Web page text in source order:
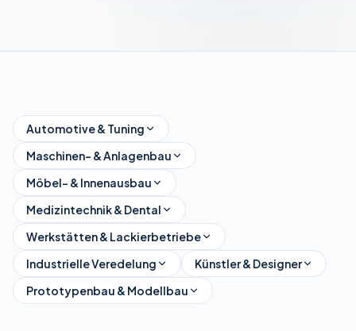
Automotive & Tuning
Maschinen- & Anlagenbau
Möbel- & Innenausbau
Medizintechnik & Dental
Werkstätten & Lackierbetriebe
Industrielle Veredelung
Künstler & Designer
Prototypenbau & Modellbau